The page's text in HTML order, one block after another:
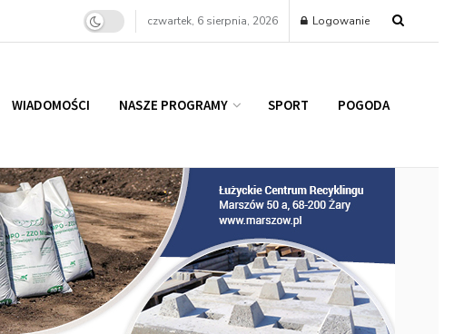
czwartek, 6 sierpnia, 2026 Logowanie
WIADOMOŚCI NASZE PROGRAMY SPORT POGODA